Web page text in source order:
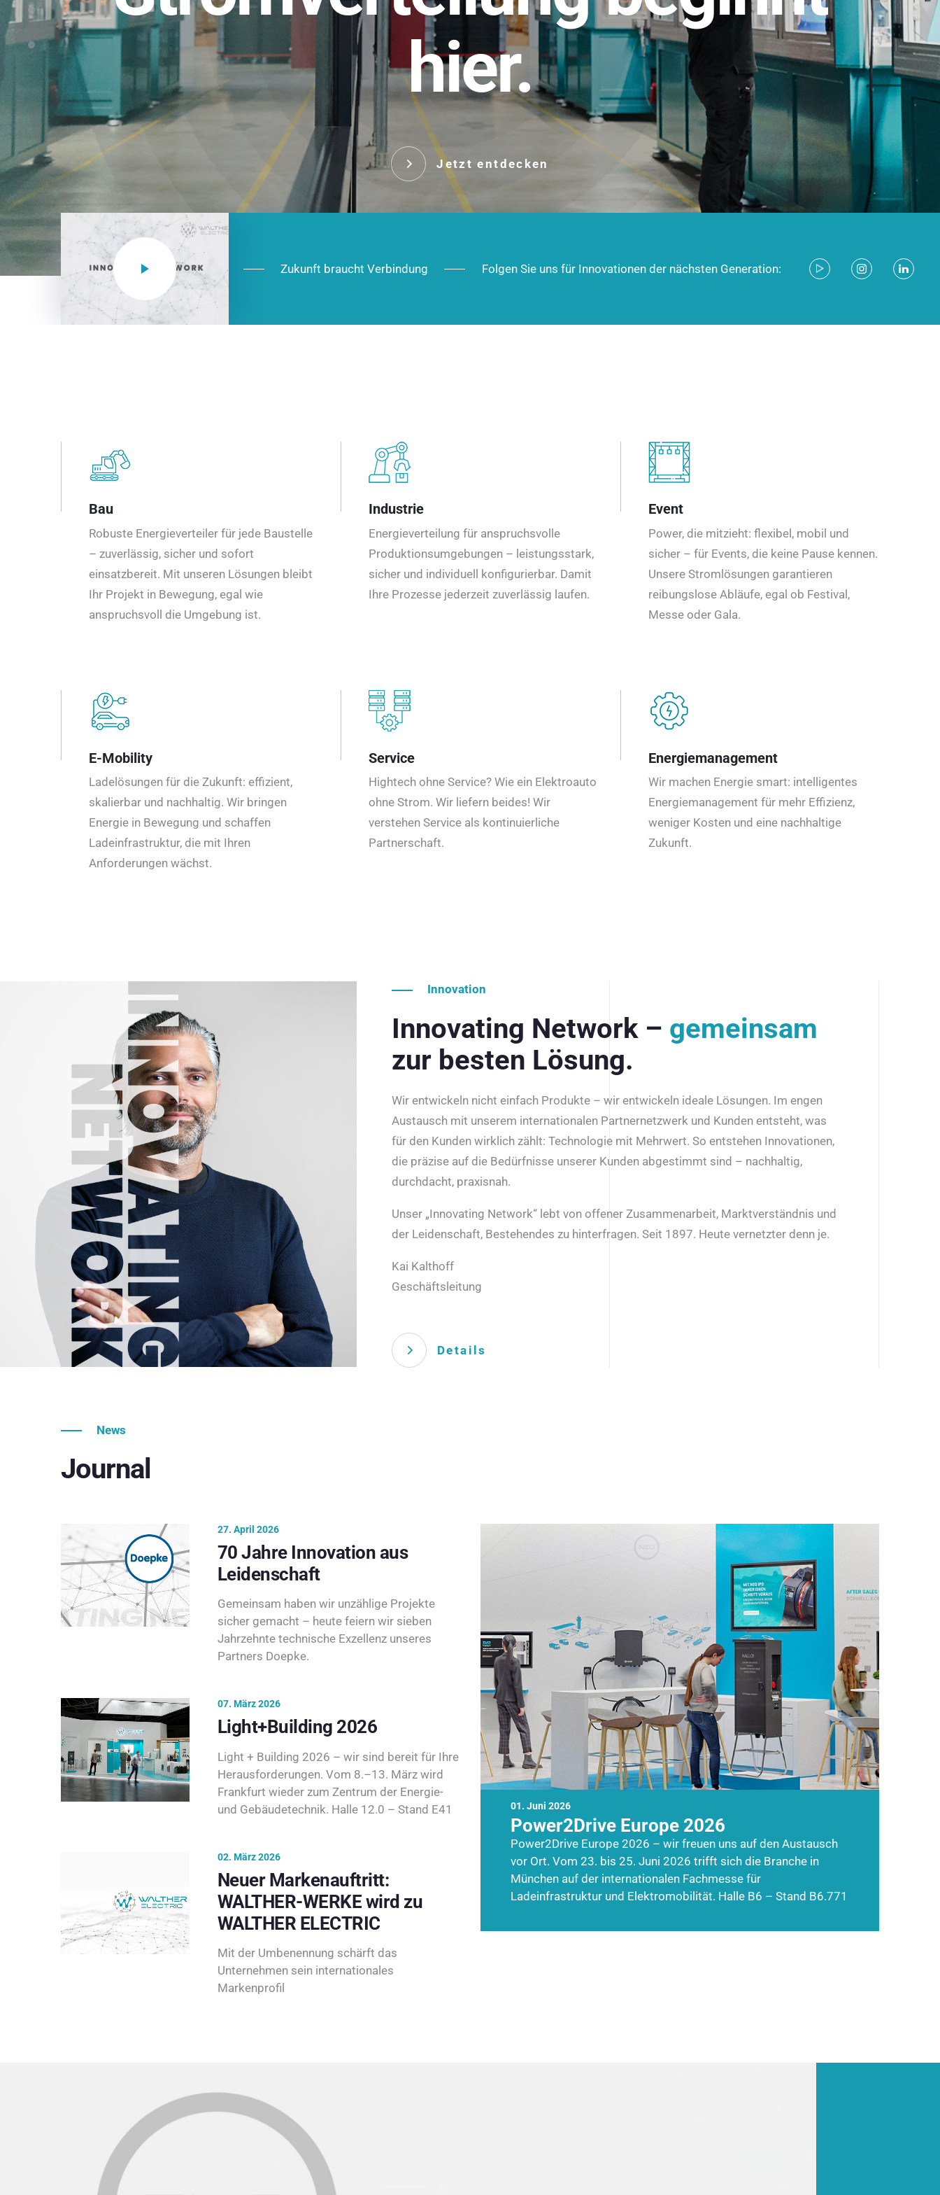
hier.
Jetzt entdecken
NEO CEE: Energieverteilung mit System. Robust im Alltag,
effizient in der Installation, zukunftsfähig im Ausbau.
Das innovative Stecksystem für industrielle Anwendungen –
robust, IP-geschützt und zukunftsfähig.
Jetzt entdecken
Zukunft braucht Verbindung Folgen Sie uns für Innovationen der nächsten Generation:
Bau
Robuste Energieverteiler für jede Baustelle
– zuverlässig, sicher und sofort
einsatzbereit. Mit unseren Lösungen bleibt
Ihr Projekt in Bewegung, egal wie
anspruchsvoll die Umgebung ist.
Industrie
Energieverteilung für anspruchsvolle
Produktionsumgebungen – leistungsstark,
sicher und individuell konfigurierbar. Damit
Ihre Prozesse jederzeit zuverlässig laufen.
Event
Power, die mitzieht: flexibel, mobil und
sicher – für Events, die keine Pause kennen.
Unsere Stromlösungen garantieren
reibungslose Abläufe, egal ob Festival,
Messe oder Gala.
E-Mobility
Ladelösungen für die Zukunft: effizient,
skalierbar und nachhaltig. Wir bringen
Energie in Bewegung und schaffen
Ladeinfrastruktur, die mit Ihren
Anforderungen wächst.
Service
Hightech ohne Service? Wie ein Elektroauto
ohne Strom. Wir liefern beides! Wir
verstehen Service als kontinuierliche
Partnerschaft.
Energiemanagement
Wir machen Energie smart: intelligentes
Energiemanagement für mehr Effizienz,
weniger Kosten und eine nachhaltige
Zukunft.
Innovation
Innovating Network – gemeinsam
zur besten Lösung.
Wir entwickeln nicht einfach Produkte – wir entwickeln ideale Lösungen. Im engen
Austausch mit unserem internationalen Partnernetzwerk und Kunden entsteht, was
für den Kunden wirklich zählt: Technologie mit Mehrwert. So entstehen Innovationen,
die präzise auf die Bedürfnisse unserer Kunden abgestimmt sind – nachhaltig,
durchdacht, praxisnah.
Unser „Innovating Network“ lebt von offener Zusammenarbeit, Marktverständnis und
der Leidenschaft, Bestehendes zu hinterfragen. Seit 1897. Heute vernetzter denn je.
Kai Kalthoff
Geschäftsleitung
Details
News
Journal
01. Juni 2026
Power2Drive Europe 2026
Power2Drive Europe 2026 – wir freuen uns auf den Austausch
vor Ort. Vom 23. bis 25. Juni 2026 trifft sich die Branche in
München auf der internationalen Fachmesse für
Ladeinfrastruktur und Elektromobilität. Halle B6 – Stand B6.771
27. April 2026
70 Jahre Innovation aus
Leidenschaft
Gemeinsam haben wir unzählige Projekte
sicher gemacht – heute feiern wir sieben
Jahrzehnte technische Exzellenz unseres
Partners Doepke.
07. März 2026
Light+Building 2026
Light + Building 2026 – wir sind bereit für Ihre
Herausforderungen. Vom 8.–13. März wird
Frankfurt wieder zum Zentrum der Energie-
und Gebäudetechnik. Halle 12.0 – Stand E41
02. März 2026
Neuer Markenauftritt:
WALTHER-WERKE wird zu
WALTHER ELECTRIC
Mit der Umbenennung schärft das
Unternehmen sein internationales
Markenprofil